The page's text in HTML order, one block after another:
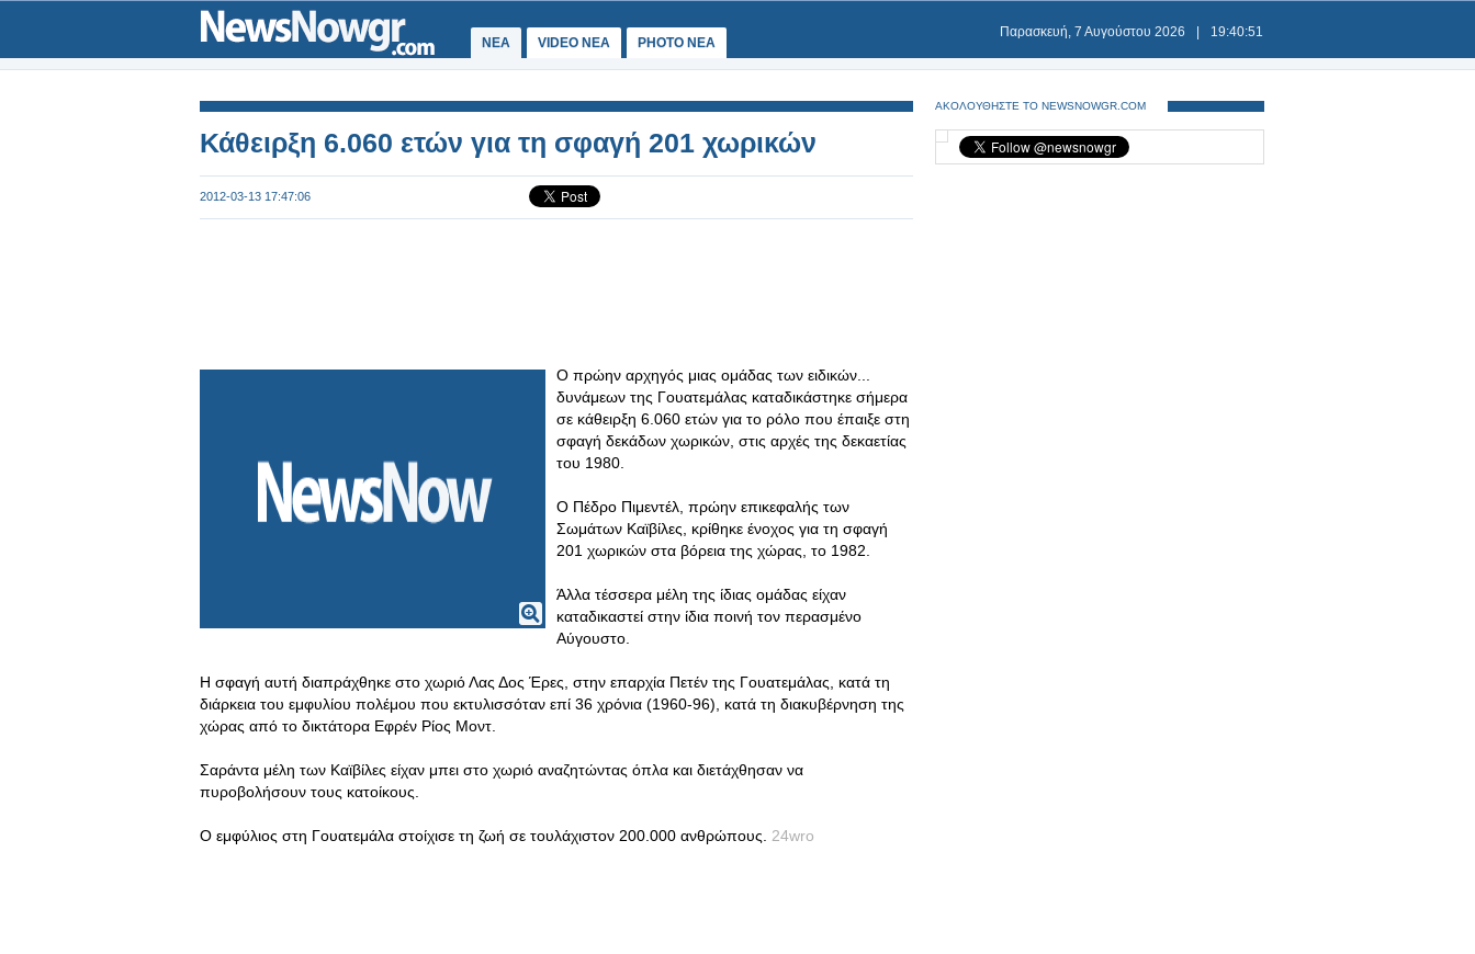
ΝΕΑ VIDEO NEA PHOTO NEA
Παρασκευή, 7 Αυγούστου 2026 19:40:51
Κάθειρξη 6.060 ετών για τη σφαγή 201 χωρικών
2012-03-13 17:47:06
Ο πρώην αρχηγός μιας ομάδας των ειδικών...
δυνάμεων της Γουατεμάλας καταδικάστηκε σήμερα
σε κάθειρξη 6.060 ετών για το ρόλο που έπαιξε στη
σφαγή δεκάδων χωρικών, στις αρχές της δεκαετίας
του 1980.
Ο Πέδρο Πιμεντέλ, πρώην επικεφαλής των
Σωμάτων Καϊβίλες, κρίθηκε ένοχος για τη σφαγή
201 χωρικών στα βόρεια της χώρας, το 1982.
Άλλα τέσσερα μέλη της ίδιας ομάδας είχαν
καταδικαστεί στην ίδια ποινή τον περασμένο
Αύγουστο.
Η σφαγή αυτή διαπράχθηκε στο χωριό Λας Δος Έρες, στην επαρχία Πετέν της Γουατεμάλας, κατά τη
διάρκεια του εμφυλίου πολέμου που εκτυλισσόταν επί 36 χρόνια (1960-96), κατά τη διακυβέρνηση της
χώρας από το δικτάτορα Εφρέν Ρίος Μοντ.
Σαράντα μέλη των Καϊβίλες είχαν μπει στο χωριό αναζητώντας όπλα και διετάχθησαν να
πυροβολήσουν τους κατοίκους.
Ο εμφύλιος στη Γουατεμάλα στοίχισε τη ζωή σε τουλάχιστον 200.000 ανθρώπους. 24wro
ΑΚΟΛΟΥΘΗΣΤΕ ΤΟ NEWSNOWGR.COM